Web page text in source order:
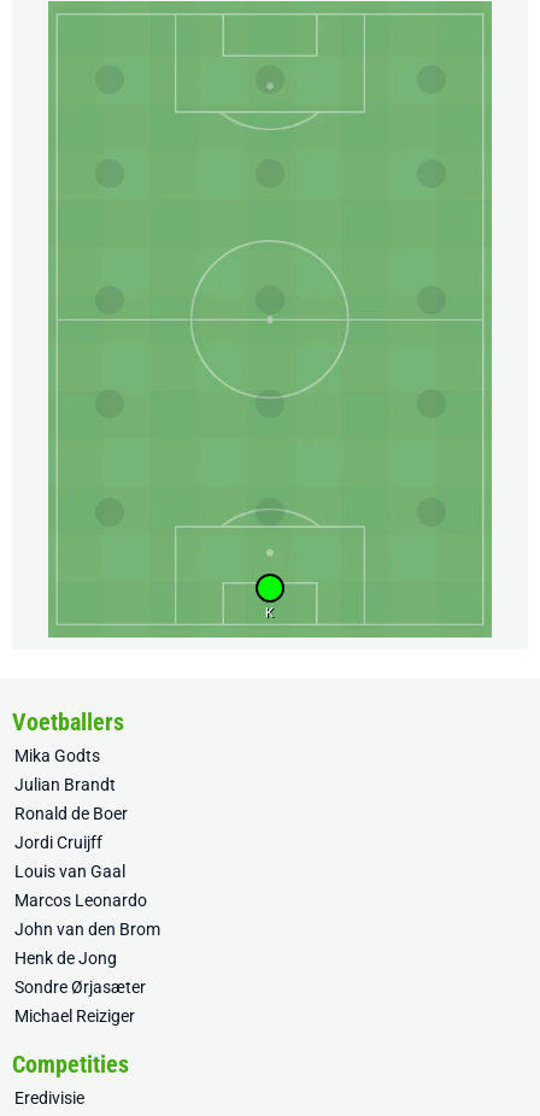
K
Voetballers
Mika Godts
Julian Brandt
Ronald de Boer
Jordi Cruijff
Louis van Gaal
Marcos Leonardo
John van den Brom
Henk de Jong
Sondre Ørjasæter
Michael Reiziger
Competities
Eredivisie